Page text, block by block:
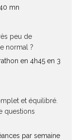
mn
peu de
normal ?
en 4h45 en 3
et équilibré.
questions
par semaine